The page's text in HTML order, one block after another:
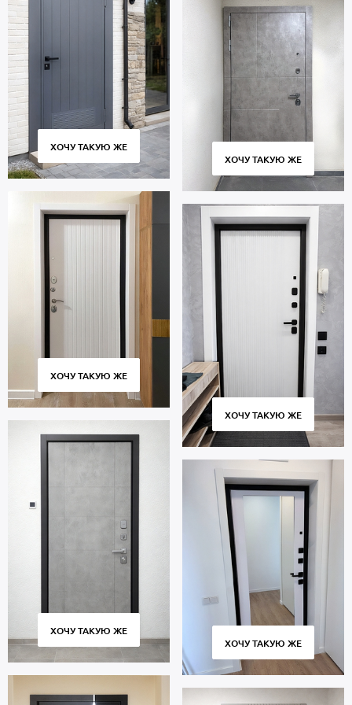
ХОЧУ ТАКУЮ ЖЕ
ХОЧУ ТАКУЮ ЖЕ
ХОЧУ ТАКУЮ ЖЕ
ХОЧУ ТАКУЮ ЖЕ
ХОЧУ ТАКУЮ ЖЕ
ХОЧУ ТАКУЮ ЖЕ